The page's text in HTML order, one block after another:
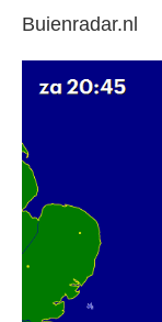
Buienradar.nl